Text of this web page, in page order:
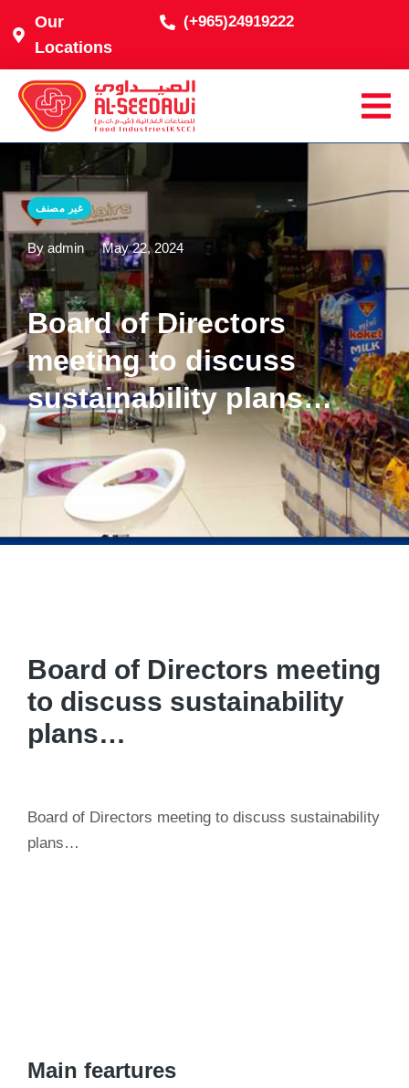
Our
Locations
(+965)24919222
غير مصنف
By admin May 22, 2024
Board of Directors
meeting to discuss
sustainability plans…
Board of Directors meeting
to discuss sustainability
plans…
Board of Directors meeting to discuss sustainability
plans…
Main feartures